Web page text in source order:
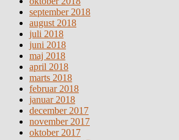
september 2018
august 2018
juli 2018
juni 2018
maj 2018
april 2018
marts 2018
februar 2018
januar 2018
december 2017
november 2017
oktober 2017